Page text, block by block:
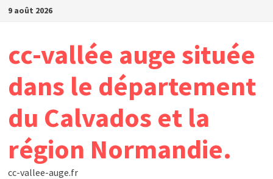
Passer
9 août 2026
cc-vallée auge située
dans le département
du Calvados et la
région Normandie.
cc-vallee-auge.fr